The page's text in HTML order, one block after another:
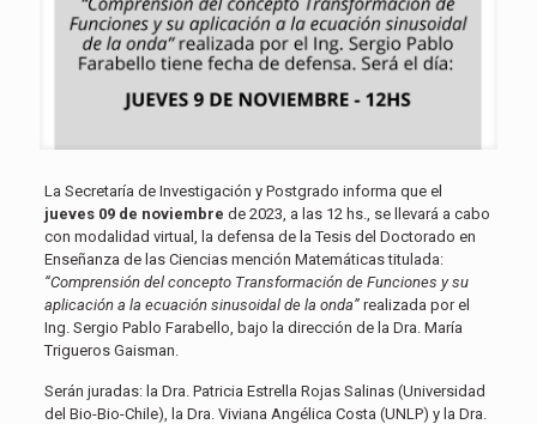
La Secretaría de Investigación y Postgrado informa que el
jueves 09 de noviembre de 2023, a las 12 hs., se llevará a cabo
con modalidad virtual, la defensa de la Tesis del Doctorado en
Enseñanza de las Ciencias mención Matemáticas titulada:
“Comprensión del concepto Transformación de Funciones y su
aplicación a la ecuación sinusoidal de la onda”realizada por el
Ing. Sergio Pablo Farabello, bajo la dirección de la Dra. María
Trigueros Gaisman.
Serán juradas: la Dra. Patricia Estrella Rojas Salinas (Universidad
del Bio-Bio-Chile), la Dra. Viviana Angélica Costa (UNLP) y la Dra.